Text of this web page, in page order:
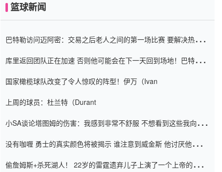
篮球新闻
巴特勒访问迈阿密：交易之后老人之间的第一场比赛 要解决热情的
库里返回团队正在加速 否则他可能会在下一天回到场地！巴特勒迈
国家橄榄球队改变了令人惊叹的阵型！伊万（Ivan
上周的球员：杜兰特（Durant
小SA谈论塔图姆的伤害：我感到非常不舒服 不想看到这些我向他
没有咖喱 勇士的真实颜色将被揭示 谁注意到威金斯 他讨厌他的老
偷詹姆斯+杀死湖人！ 22岁的雷霆遗弃儿子上演了一个上帝的剧